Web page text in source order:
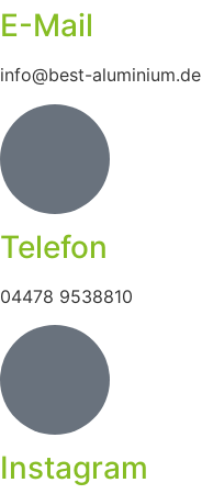
E-Mail
info@best-aluminium.de
Telefon
04478 9538810
Instagram